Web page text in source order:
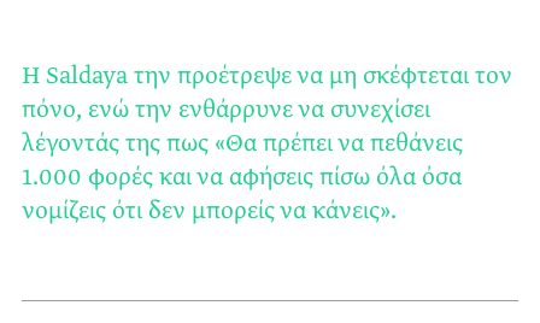
Η Saldaya την προέτρεψε να μη σκέφτεται τον
πόνο, ενώ την ενθάρρυνε να συνεχίσει
λέγοντάς της πως «Θα πρέπει να πεθάνεις
1.000 φορές και να αφήσεις πίσω όλα όσα
νομίζεις ότι δεν μπορείς να κάνεις».